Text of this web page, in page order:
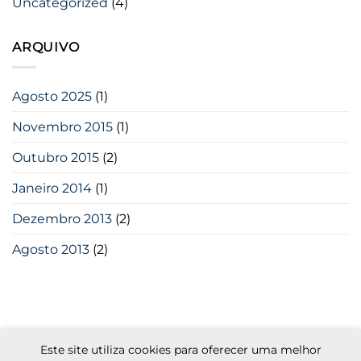
ARQUIVO
Agosto 2025 (1)
Novembro 2015 (1)
Outubro 2015 (2)
Janeiro 2014 (1)
Dezembro 2013 (2)
Agosto 2013 (2)
Este site utiliza cookies para oferecer uma melhor